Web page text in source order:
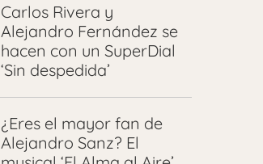
Carlos Rivera y
Alejandro Fernández se
hacen con un SuperDial
‘Sin despedida’
¿Eres el mayor fan de
Alejandro Sanz? El